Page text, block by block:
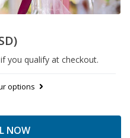
if you qualify at checkout.
options
NOW